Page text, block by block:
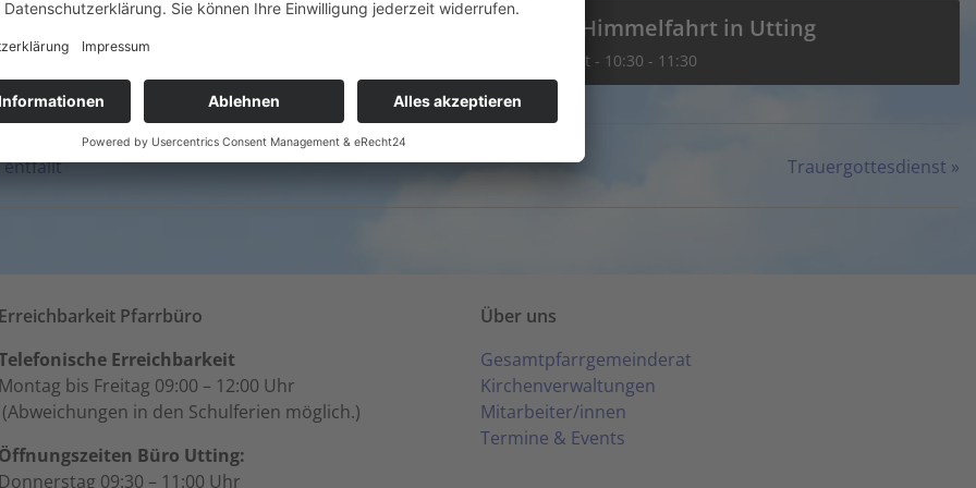
16. August - 9:00
Mariä Himmelfahrt in Utting
16. August - 10:30 - 11:30
entfällt Trauergottesdienst »
Erreichbarkeit Pfarrbüro
Erreichbarkeit
Montag bis Freitag 09:00 – 12:00 Uhr
(Abweichungen in den Schulferien möglich.)
Öffnungszeiten Büro Utting:
Donnerstag 09:30 – 11:00 Uhr
Über uns
Gesamtpfarrgemeinderat
Kirchenverwaltungen
Mitarbeiter/innen
Termine & Events